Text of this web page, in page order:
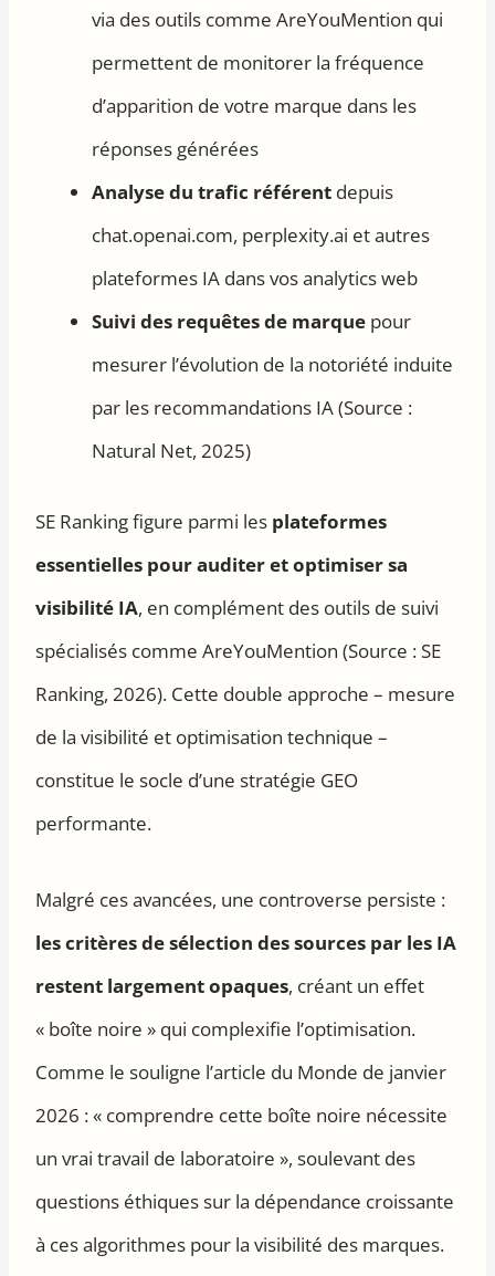
via des outils comme AreYouMention qui
permettent de monitorer la fréquence
d’apparition de votre marque dans les
réponses générées
Analyse du trafic référent depuis
chat.openai.com, perplexity.ai et autres
plateformes IA dans vos analytics web
Suivi des requêtes de marque pour
mesurer l’évolution de la notoriété induite
par les recommandations IA (Source :
Natural Net, 2025)
SE Ranking figure parmi les plateformes
essentielles pour auditer et optimiser sa
visibilité IA, en complément des outils de suivi
spécialisés comme AreYouMention (Source : SE
Ranking, 2026). Cette double approche – mesure
de la visibilité et optimisation technique –
constitue le socle d’une stratégie GEO
performante.
Malgré ces avancées, une controverse persiste :
les critères de sélection des sources par les IA
restent largement opaques, créant un effet
« boîte noire » qui complexifie l’optimisation.
Comme le souligne l’article du Monde de janvier
2026 : « comprendre cette boîte noire nécessite
un vrai travail de laboratoire », soulevant des
questions éthiques sur la dépendance croissante
à ces algorithmes pour la visibilité des marques.